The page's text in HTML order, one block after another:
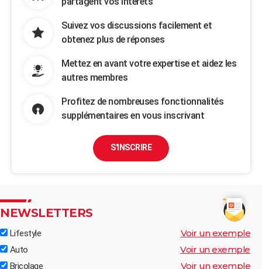
Suivez vos discussions facilement et
obtenez plus de réponses
Mettez en avant votre expertise et aidez les
autres membres
Profitez de nombreuses fonctionnalités
supplémentaires en vous inscrivant
S'INSCRIRE
NEWSLETTERS
Lifestyle Voir un exemple
Auto Voir un exemple
Bricolage Voir un exemple